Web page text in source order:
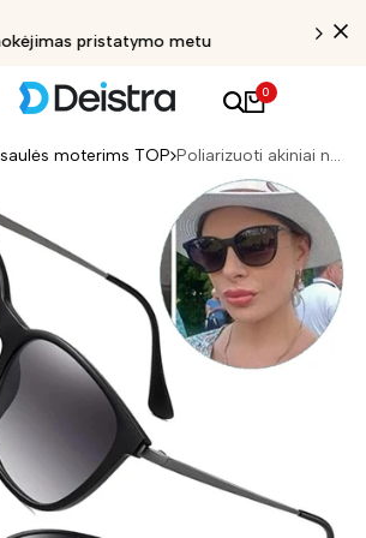
pristatymo metu
0
moterims TOP Poliarizuoti akiniai nuo saulės moterims E22 pilki